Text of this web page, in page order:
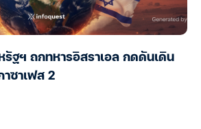
รัฐฯ ถกทหารอิสราเอล กดดันเดิน
ซาเฟส 2